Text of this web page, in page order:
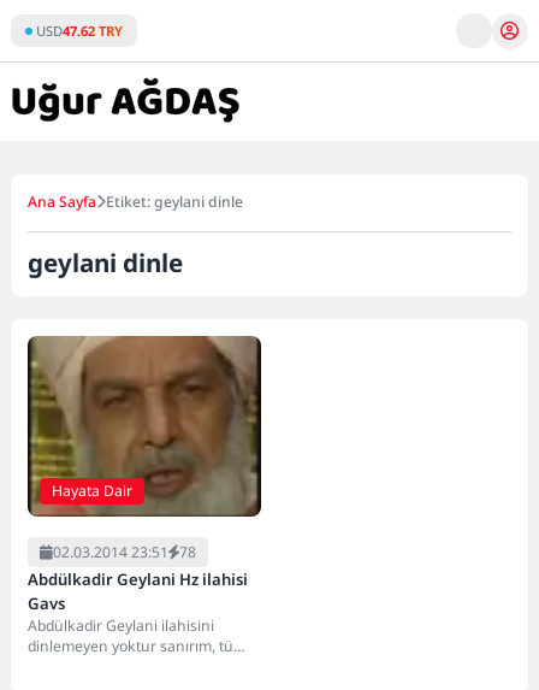
content
USD47.62 TRY
Ana Sayfa Etiket: geylani dinle
geylani dinle
Hayata Dair
02.03.2014 23:51 78
Abdülkadir Geylani Hz ilahisi
Gavs
Abdülkadir Geylani ilahisini
dinlemeyen yoktur sanırım, tüm